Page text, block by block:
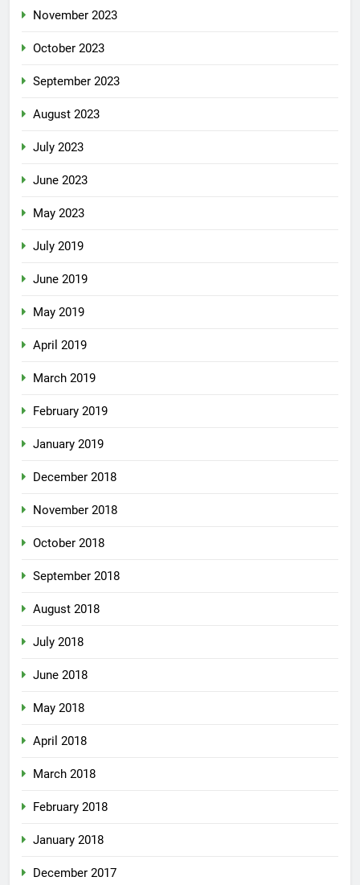
November 2023
October 2023
September 2023
August 2023
July 2023
June 2023
May 2023
July 2019
June 2019
May 2019
April 2019
March 2019
February 2019
January 2019
December 2018
November 2018
October 2018
September 2018
August 2018
July 2018
June 2018
May 2018
April 2018
March 2018
February 2018
January 2018
December 2017